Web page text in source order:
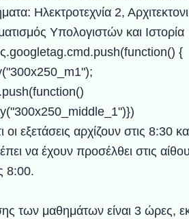
Ηλεκτροτεχνία 2,
Υπολογιστών και Ιστορία
{
οι εξετάσεις αρχίζουν στις 8:30
να έχουν προσέλθει στις
8:00.
των μαθημάτων είναι 3 ώρες,
Ο αέρας του
Ταξίδι στο
Διεθνής
Μουσική από
Video:
Εντυπωσιακές
Abbey,Ταϊτή
Υποθαλάσσιο
Η νέα
Ο Κομήτης του
Συγκινητικό
Alesund: Μια
Η γάτα και το